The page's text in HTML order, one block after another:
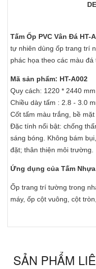
Tấm Ốp PVC Vân Đá HT-
tự nhiên dùng ốp trang trí
phác họa theo các màu
Mã sản phẩm: HT-A002
Quy cách: 1220 * 2440 mm
Chiều dày tấm : 2.8 - 3.0
Cốt tấm màu trắng, bề mặt
Đặc tính nổi bật: chống
sáng bóng. Không bám
đặt; thân thiện môi trường.
Ứng dụng của Tấm Nhựa
Ốp trang trí tường trong
máy, ốp cột vuông, cột tròn,
SẢN PHẨM